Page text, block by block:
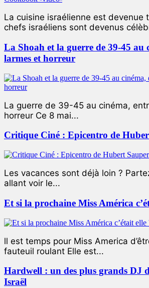
La cuisine israélienne est devenue
chefs israéliens sont devenus
La Shoah et la guerre de 39-45 au
larmes et horreur
La guerre de 39-45 au cinéma,
horreur Ce 8 mai...
Critique Ciné : Epicentro de
Les vacances sont déjà loin ?
allant voir le...
Et si la prochaine Miss América
ll est temps pour Miss America
fauteuil roulant Elle est...
Hardwell : un des plus grands DJ
Israël